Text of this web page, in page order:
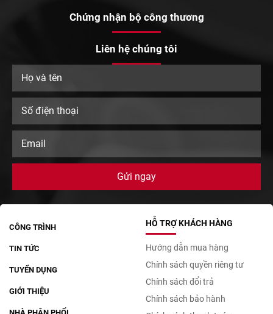
Chứng nhận bộ công thương
Liên hệ chúng tôi
CÔNG TRÌNH
TIN TỨC
TUYỂN DỤNG
GIỚI THIỆU
HỖ TRỢ KHÁCH HÀNG
Hướng dẫn mua hàng
Chính sách quyền riêng tư
Chính sách đổi trả
Chính sách bảo hành